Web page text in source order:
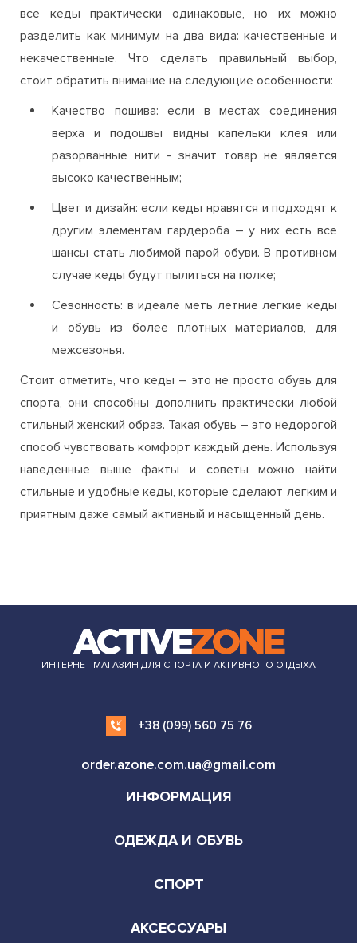
все кеды практически одинаковые, но их можно
разделить как минимум на два вида: качественные и
некачественные. Что сделать правильный выбор,
стоит обратить внимание на следующие особенности:
Качество пошива: если в местах соединения
верха и подошвы видны капельки клея или
разорванные нити - значит товар не является
высоко качественным;
Цвет и дизайн: если кеды нравятся и подходят к
другим элементам гардероба – у них есть все
шансы стать любимой парой обуви. В противном
случае кеды будут пылиться на полке;
Сезонность: в идеале меть летние легкие кеды
и обувь из более плотных материалов, для
межсезонья.
Стоит отметить, что кеды – это не просто обувь для
спорта, они способны дополнить практически любой
стильный женский образ. Такая обувь – это недорогой
способ чувствовать комфорт каждый день. Используя
наведенные выше факты и советы можно найти
стильные и удобные кеды, которые сделают легким и
приятным даже самый активный и насыщенный день.
ИНТЕРНЕТ МАГАЗИН ДЛЯ СПОРТА И АКТИВНОГО ОТДЫХА
+38 (099) 560 75 76
order.azone.com.ua@gmail.com
ИНФОРМАЦИЯ
ОДЕЖДА И ОБУВЬ
СПОРТ
АКСЕССУАРЫ